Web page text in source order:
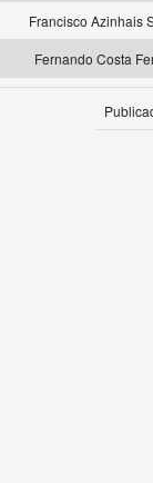
Francisco Azinhais
Fernando Costa